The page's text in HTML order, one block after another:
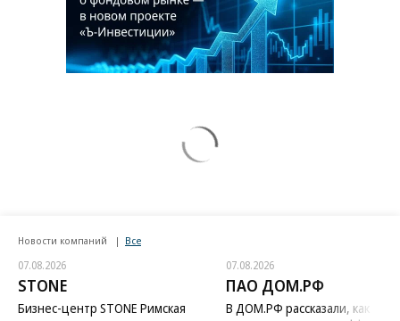
Новости компаний Все
07.08.2026
STONE
Бизнес-центр STONE Римская
07.08.2026
ПАО ДОМ.РФ
В ДОМ.РФ рассказали, как